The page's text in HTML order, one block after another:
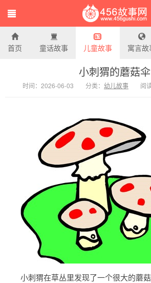
456故事
首页 童话故事 儿童故事 寓言故
小刺猬的蘑菇伞
时间：2026-06-03 分类： 幼儿故事 阅
小刺猬在草丛里发现了一个很大的蘑菇